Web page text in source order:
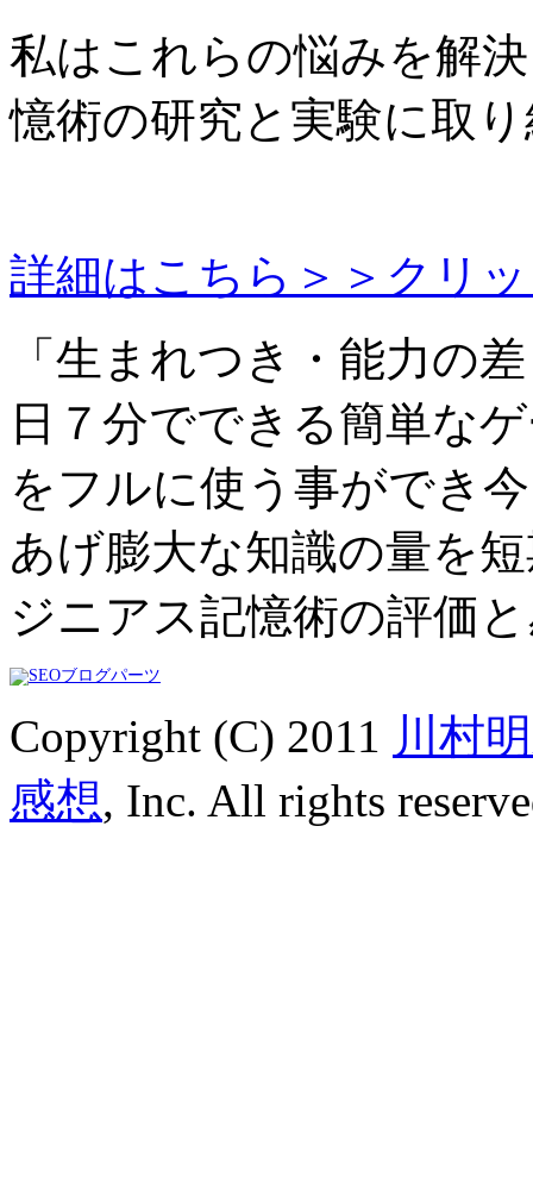
私はこれらの悩みを解
憶術の研究と実験に取
詳細はこちら＞＞クリ
「生まれつき・能力の
日７分でできる簡単な
をフルに使う事ができ
あげ膨大な知識の量を
ジニアス記憶術の評価
Copyright (C) 2011 川村
感想, Inc. All rights